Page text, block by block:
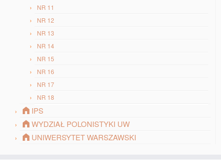
NR 11
NR 12
NR 13
NR 14
NR 15
NR 16
NR 17
NR 18
IPS
WYDZIAŁ POLONISTYKI UW
UNIWERSYTET WARSZAWSKI